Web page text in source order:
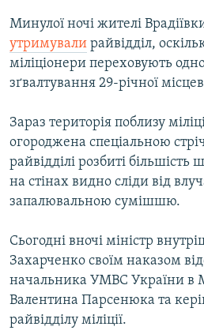
Минулої ночі жителі
утримували райвідділ,
міліціонери переховують
зґвалтування 29-річної
Зараз територія поблизу
огороджена спеціальною
райвідділі розбиті
на стінах видно сліди від
запалювальною сумішшю.
Сьогодні вночі міністр
Захарченко своїм наказом
начальника УМВС України в
Валентина Парсенюка та
райвідділу міліції.